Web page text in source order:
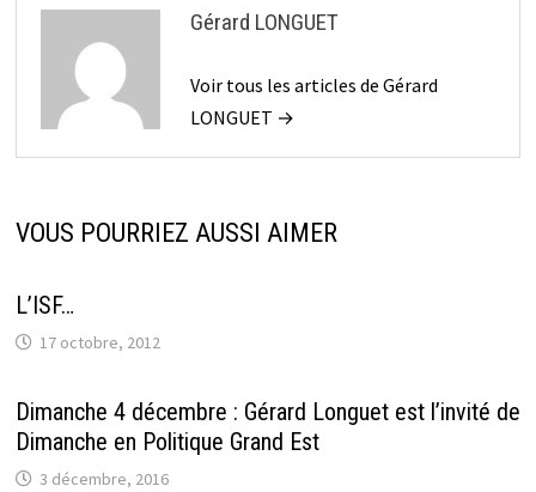
Gérard LONGUET
Voir tous les articles de Gérard
LONGUET →
VOUS POURRIEZ AUSSI AIMER
L’ISF…
17 octobre, 2012
Dimanche 4 décembre : Gérard Longuet est l’invité de
Dimanche en Politique Grand Est
3 décembre, 2016